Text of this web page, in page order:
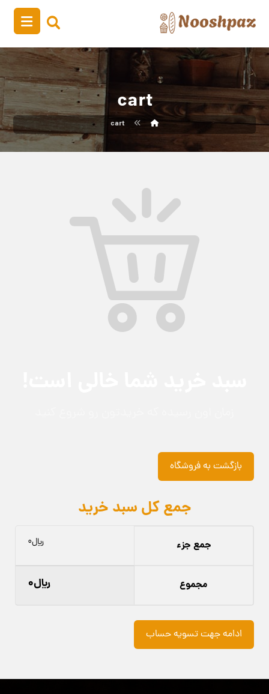
cart
cart
بازگشت به فروشگاه
جمع کل سبد خرید
جمع جزء ﷼۰
مجموع ﷼۰
ادامه جهت تسویه حساب